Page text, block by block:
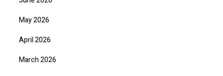
May 2026
April 2026
March 2026